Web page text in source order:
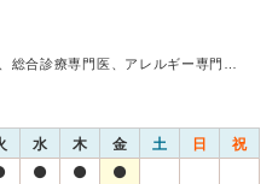
総合診療専門医、アレルギー専門…
水 木 金 土 日 祝